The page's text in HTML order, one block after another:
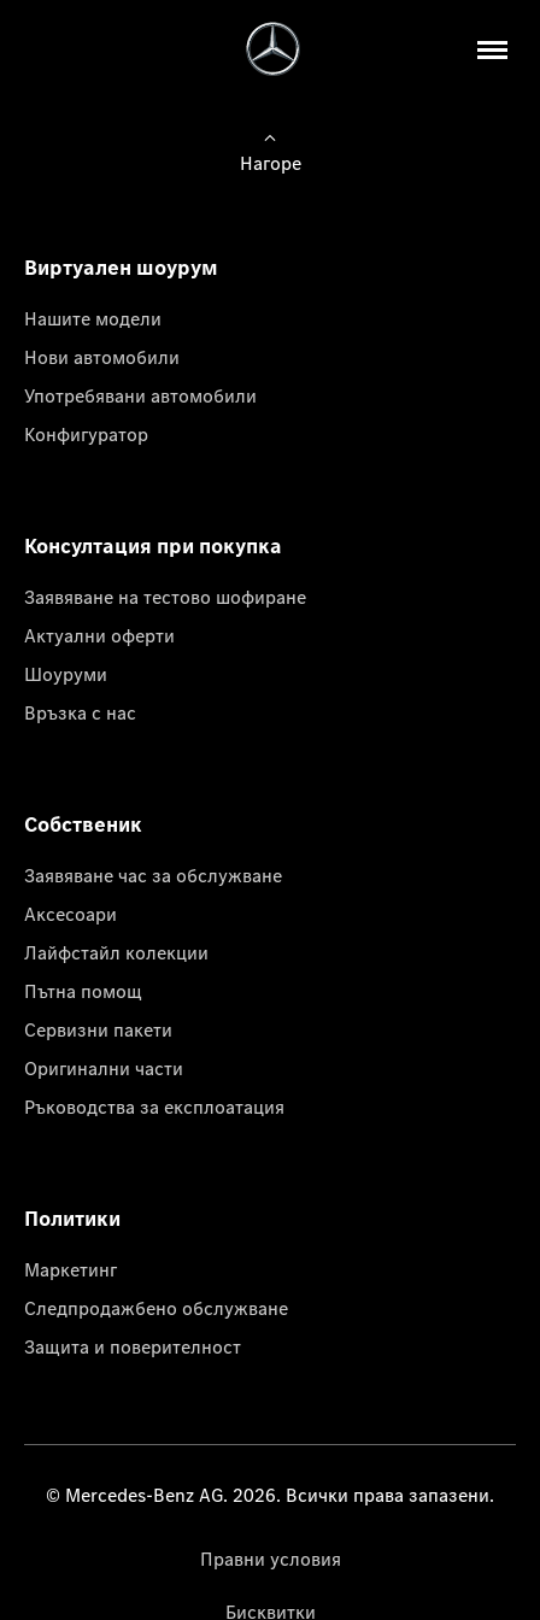
Нагоре
Виртуален шоурум
Нашите модели
Нови автомобили
Употребявани автомобили
Конфигуратор
Консултация при покупка
Заявяване на тестово шофиране
Актуални оферти
Шоуруми
Връзка с нас
Собственик
Заявяване час за обслужване
Аксесоари
Лайфстайл колекции
Пътна помощ
Сервизни пакети
Оригинални части
Ръководства за експлоатация
Политики
Маркетинг
Следпродажбено обслужване
Защита и поверителност
© Mercedes-Benz AG. 2026. Всички права запазени.
Правни условия
Бисквитки